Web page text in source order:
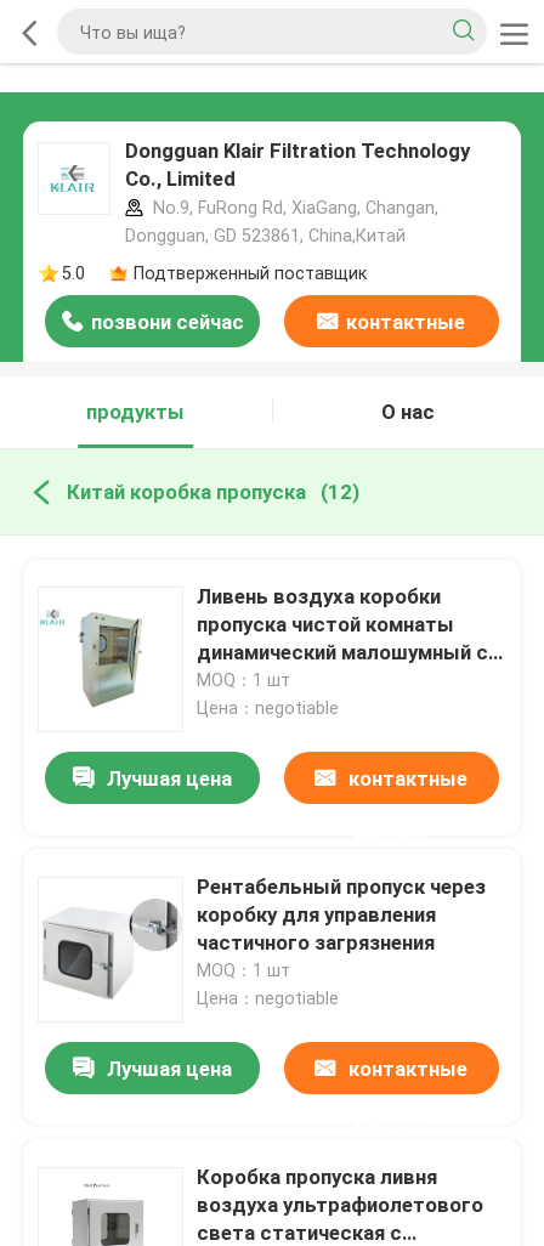
Dongguan Klair Filtration Technology
Co., Limited
No.9, FuRong Rd, XiaGang, Changan,
Dongguan, GD 523861, China,Китай
5.0
Подтверженный поставщик
позвони сейчас контактные
продукты
О нас
Китай коробка пропуска (12)
Ливень воздуха коробки
пропуска чистой комнаты
динамический малошумный с
опционным
ультрафиолетовым светом
MOQ：1 шт
Цена：negotiable
Лучшая цена контактные
Рентабельный пропуск через
коробку для управления
частичного загрязнения
MOQ：1 шт
Цена：negotiable
Лучшая цена контактные
Коробка пропуска ливня
воздуха ультрафиолетового
света статическая с